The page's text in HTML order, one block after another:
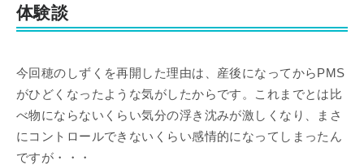
体験談
今回穂のしずくを再開した理由は、産後になってからPMS
がひどくなったような気がしたからです。これまでとは比
べ物にならないくらい気分の浮き沈みが激しくなり、まさ
にコントロールできないくらい感情的になってしまったん
ですが・・・